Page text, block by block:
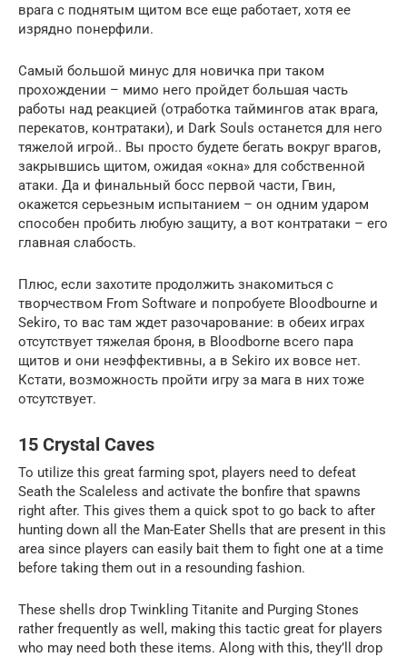
врага с поднятым щитом все еще работает, хотя ее
изрядно понерфили.
Самый большой минус для новичка при таком
прохождении – мимо него пройдет большая часть
работы над реакцией (отработка таймингов атак врага,
перекатов, контратаки), и Dark Souls останется для него
тяжелой игрой.. Вы просто будете бегать вокруг врагов,
закрывшись щитом, ожидая «окна» для собственной
атаки. Да и финальный босс первой части, Гвин,
окажется серьезным испытанием – он одним ударом
способен пробить любую защиту, а вот контратаки – его
главная слабость.
Плюс, если захотите продолжить знакомиться с
творчеством From Software и попробуете Bloodbourne и
Sekiro, то вас там ждет разочарование: в обеих играх
отсутствует тяжелая броня, в Bloodborne всего пара
щитов и они неэффективны, а в Sekiro их вовсе нет.
Кстати, возможность пройти игру за мага в них тоже
отсутствует.
15 Crystal Caves
To utilize this great farming spot, players need to defeat
Seath the Scaleless and activate the bonfire that spawns
right after. This gives them a quick spot to go back to after
hunting down all the Man-Eater Shells that are present in this
area since players can easily bait them to fight one at a time
before taking them out in a resounding fashion.
These shells drop Twinkling Titanite and Purging Stones
rather frequently as well, making this tactic great for players
who may need both these items. Along with this, they’ll drop